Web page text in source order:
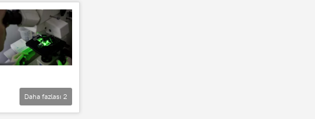
Daha fazlası 2